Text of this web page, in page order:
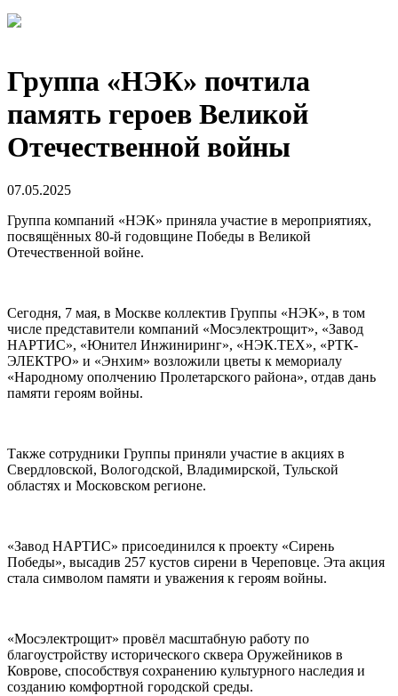
Группа «НЭК» почтила
память героев Великой
Отечественной войны
07.05.2025
Группа компаний «НЭК» приняла участие в мероприятиях,
посвящённых 80-й годовщине Победы в Великой
Отечественной войне.
Сегодня, 7 мая, в Москве коллектив Группы «НЭК», в том
числе представители компаний «Мосэлектрощит», «Завод
НАРТИС», «Юнител Инжиниринг», «НЭК.ТЕХ», «РТК-
ЭЛЕКТРО» и «Энхим» возложили цветы к мемориалу
«Народному ополчению Пролетарского района», отдав дань
памяти героям войны.
Также сотрудники Группы приняли участие в акциях в
Свердловской, Вологодской, Владимирской, Тульской
областях и Московском регионе.
«Завод НАРТИС» присоединился к проекту «Сирень
Победы», высадив 257 кустов сирени в Череповце. Эта акция
стала символом памяти и уважения к героям войны.
«Мосэлектрощит» провёл масштабную работу по
благоустройству исторического сквера Оружейников в
Коврове, способствуя сохранению культурного наследия и
созданию комфортной городской среды.